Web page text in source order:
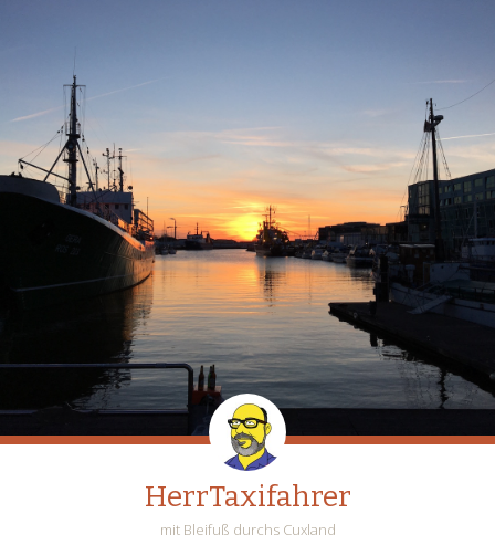
HerrTaxifahrer
mit Bleifuß durchs Cuxland